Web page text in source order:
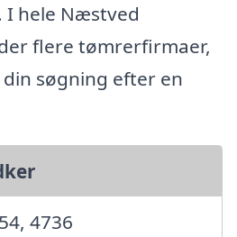
I hele Næstved
flere tømrerfirmaer,
søgning efter en
4736